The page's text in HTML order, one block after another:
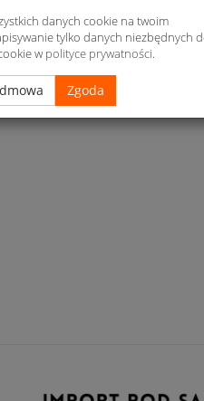
zakupydanych cookie na twoim
tylko danych niezbędnych
w polityce prywatności.
Zgoda